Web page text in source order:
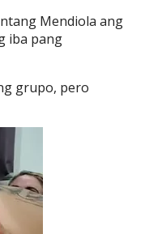
Mendiola ang
iba pang
grupo, pero